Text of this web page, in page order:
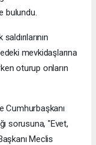
bulundu.
mevkidaşlarına
oturup onların
Cumhurbaşkanı
sorusuna, "Evet,
Meclis